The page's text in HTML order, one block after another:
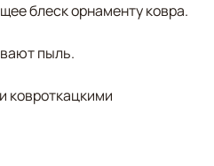
блеск орнаменту ковра.
пыль.
ковроткацкими